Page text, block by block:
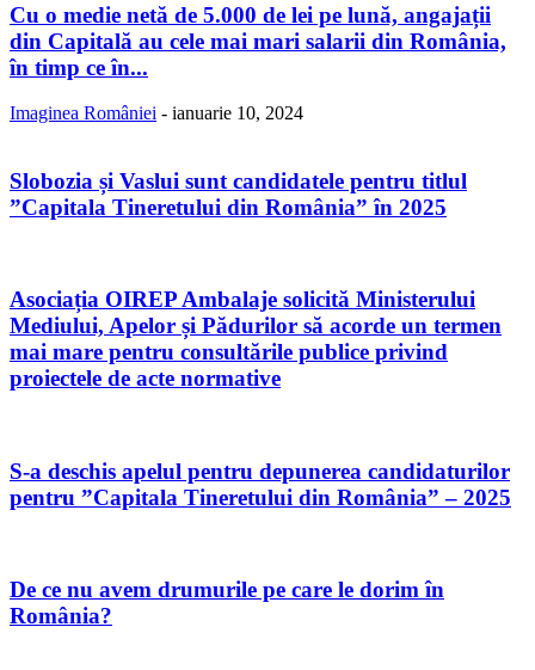
Cu o medie netă de 5.000 de lei pe lună, angajații
din Capitală au cele mai mari salarii din România,
în timp ce în...
Imaginea României - ianuarie 10, 2024
Slobozia și Vaslui sunt candidatele pentru titlul
”Capitala Tineretului din România” în 2025
Asociația OIREP Ambalaje solicită Ministerului
Mediului, Apelor și Pădurilor să acorde un termen
mai mare pentru consultările publice privind
proiectele de acte normative
S-a deschis apelul pentru depunerea candidaturilor
pentru ”Capitala Tineretului din România” – 2025
De ce nu avem drumurile pe care le dorim în
România?